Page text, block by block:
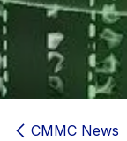
CMMC News